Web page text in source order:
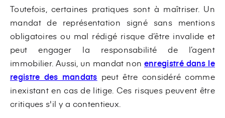
Toutefois, certaines pratiques sont à maîtriser. Un
mandat de représentation signé sans mentions
obligatoires ou mal rédigé risque d’être invalide et
peut engager la responsabilité de l’agent
immobilier. Aussi, un mandat non enregistré dans le
registre des mandats peut être considéré comme
inexistant en cas de litige. Ces risques peuvent être
critiques s'il y a contentieux.